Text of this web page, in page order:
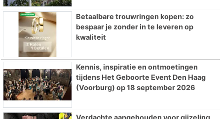
Betaalbare trouwringen kopen: zo
bespaar je zonder in te leveren op
kwaliteit
Kennis, inspiratie en ontmoetingen
tijdens Het Geboorte Event Den Haag
(Voorburg) op 18 september 2026
Verdachte aangehouden voor gijzeling